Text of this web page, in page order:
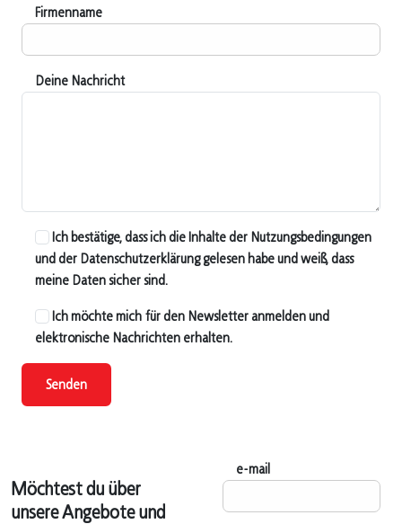
Firmenname
Deine Nachricht
Ich bestätige, dass ich die Inhalte der Nutzungsbedingungen
und der Datenschutzerklärung gelesen habe und weiß, dass
meine Daten sicher sind.
Ich möchte mich für den Newsletter anmelden und
elektronische Nachrichten erhalten.
Senden
Möchtest du über
unsere Angebote und
e-mail